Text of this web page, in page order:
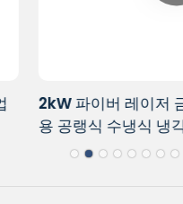
2kW 파이버 레이저
용 공랭식 수냉식 냉